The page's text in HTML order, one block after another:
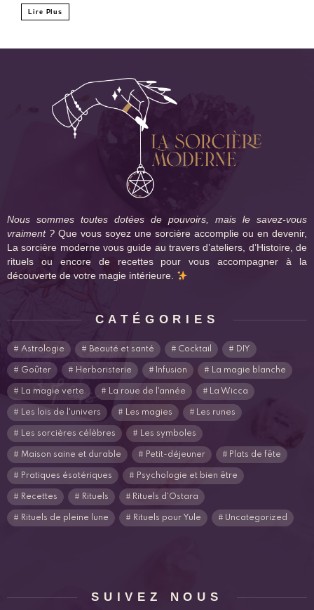
Lire Plus
Nous sommes toutes dotées de pouvoirs, mais le savez-vous
vraiment ? Que vous soyez une sorcière accomplie ou en devenir,
La sorcière moderne vous guide au travers d’ateliers, d’Histoire, de
rituels ou encore de recettes pour vous accompagner à la
découverte de votre magie intérieure.
CATÉGORIES
Astrologie Beauté et santé Cocktail DIY
Goûter Herboristerie Infusion La magie blanche
La magie verte La roue de l'année La Wicca
Les lois de l'univers Les magies Les runes
Les sorcières célèbres Les symboles
Maison saine et durable Petit-déjeuner Plats de fête
Pratiques ésotériques Psychologie et bien être
Recettes Rituels Rituels d'Ostara
Rituels de pleine lune Rituels pour Yule Uncategorized
SUIVEZ NOUS